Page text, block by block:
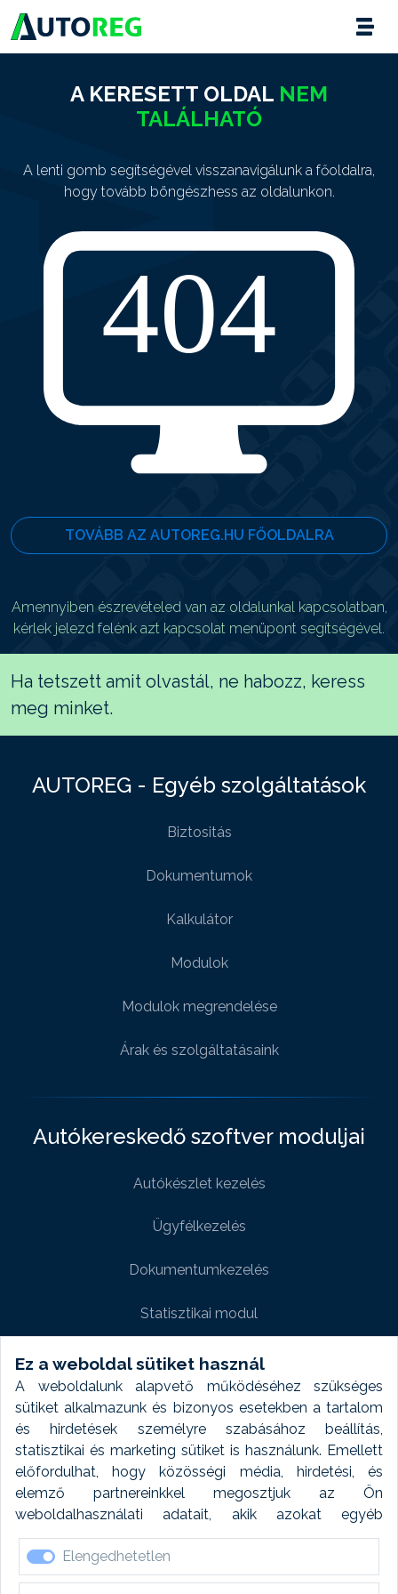
Ez a weboldal sütiket használ
A weboldalunk alapvető működéséhez szükséges
sütiket alkalmazunk és bizonyos esetekben a tartalom
és hirdetések személyre szabásához beállítás,
statisztikai és marketing sütiket is használunk. Emellett
előfordulhat, hogy közösségi média, hirdetési, és
elemző partnereinkkel megosztjuk az Ön
weboldalhasználati adatait, akik azokat egyéb
forrásokból gyűjtött adatokkal kombinálhatják. A sütik
elfogadásával kapcsolatosan naplózást végzünk és
ezen adatokat 6 hónap után automatikusan töröljük. A
Elengedhetetlen
A KERESETT OLDAL NEM
TALÁLHATÓ
A lenti gomb segítségével visszanavigálunk a főoldalra,
hogy tovább böngészhess az oldalunkon.
TOVÁBB AZ AUTOREG.HU FŐOLDALRA
Amennyiben észrevételed van az oldalunkal kapcsolatban,
kérlek jelezd felénk azt kapcsolat menüpont segítségével.
Ha tetszett amit olvastál, ne habozz, keress
meg minket.
AUTOREG - Egyéb szolgáltatások
Biztositás
Dokumentumok
Kalkulátor
Modulok
Modulok megrendelése
Árak és szolgáltatásaink
Autókereskedő szoftver moduljai
Autókészlet kezelés
Ügyfélkezelés
Dokumentumkezelés
Statisztikai modul
Weboldal modul
Fényképtár extra modul
Autómosó modul
Feladatütemezés